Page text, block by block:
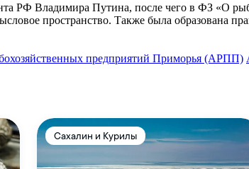
РФ Владимира Путина, после чего в ФЗ «О
пространство. Также была образована
предприятий Приморья (АРПП)